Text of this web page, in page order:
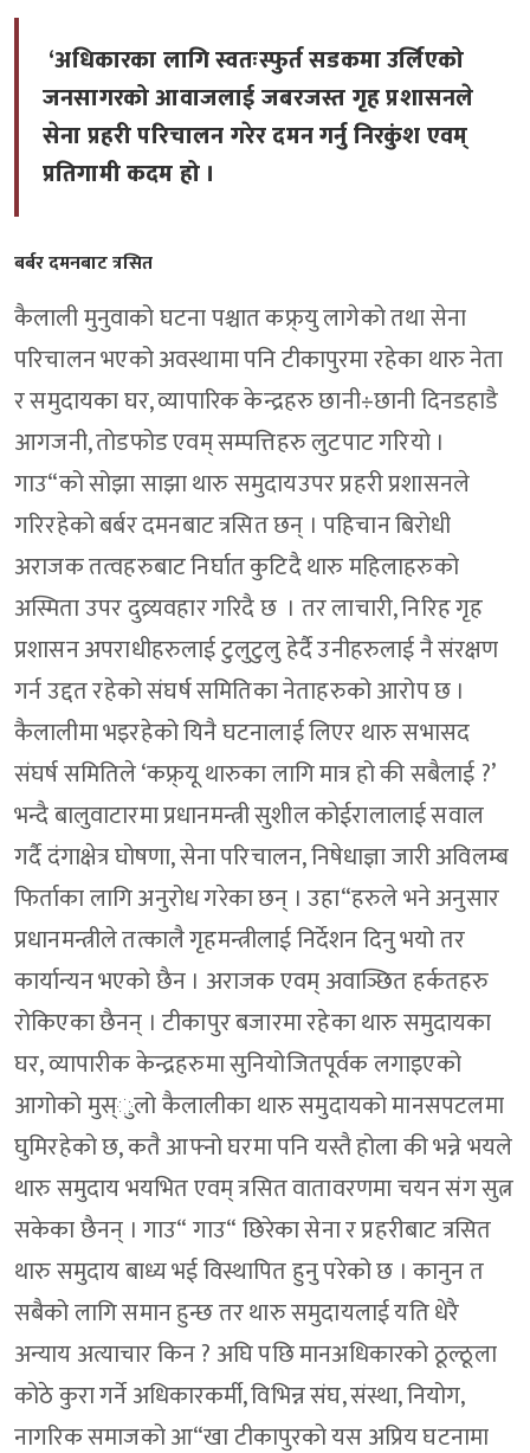
‘अधिकारका लागि स्वतःस्फुर्त सडकमा उर्लिएको
जनसागरको आवाजलाई जबरजस्त गृह प्रशासनले
सेना प्रहरी परिचालन गरेर दमन गर्नु निरकुंश एवम्
प्रतिगामी कदम हो ।
बर्बर दमनबाट त्रसित
कैलाली मुनुवाको घटना पश्चात कफ्र्यु लागेको तथा सेना
परिचालन भएको अवस्थामा पनि टीकापुरमा रहेका थारु नेता
र समुदायका घर, व्यापारिक केन्द्रहरु छानी÷छानी दिनडहाडै
आगजनी, तोडफोड एवम् सम्पत्तिहरु लुटपाट गरियो ।
गाउ“को सोझा साझा थारु समुदायउपर प्रहरी प्रशासनले
गरिरहेको बर्बर दमनबाट त्रसित छन् । पहिचान बिरोधी
अराजक तत्वहरुबाट निर्घात कुटिदै थारु महिलाहरुको
अस्मिता उपर दुव्र्यवहार गरिदै छ । तर लाचारी, निरिह गृह
प्रशासन अपराधीहरुलाई टुलुटुलु हेर्दै उनीहरुलाई नै संरक्षण
गर्न उद्दत रहेको संघर्ष समितिका नेताहरुको आरोप छ ।
कैलालीमा भइरहेको यिनै घटनालाई लिएर थारु सभासद
संघर्ष समितिले ‘कफ्र्यू थारुका लागि मात्र हो की सबैलाई ?’
भन्दै बालुवाटारमा प्रधानमन्त्री सुशील कोईरालालाई सवाल
गर्दै दंगाक्षेत्र घोषणा, सेना परिचालन, निषेधाज्ञा जारी अविलम्ब
फिर्ताका लागि अनुरोध गरेका छन् । उहा“हरुले भने अनुसार
प्रधानमन्त्रीले तत्कालै गृहमन्त्रीलाई निर्देशन दिनु भयो तर
कार्यान्यन भएको छैन । अराजक एवम् अवाञ्छित हर्कतहरु
रोकिएका छैनन् । टीकापुर बजारमा रहेका थारु समुदायका
घर, व्यापारीक केन्द्रहरुमा सुनियोजितपूर्वक लगाइएको
आगोको मुस्ुलो कैलालीका थारु समुदायको मानसपटलमा
घुमिरहेको छ, कतै आफ्नो घरमा पनि यस्तै होला की भन्ने भयले
थारु समुदाय भयभित एवम् त्रसित वातावरणमा चयन संग सुत्न
सकेका छैनन् । गाउ“ गाउ“ छिरेका सेना र प्रहरीबाट त्रसित
थारु समुदाय बाध्य भई विस्थापित हुनु परेको छ । कानुन त
सबैको लागि समान हुन्छ तर थारु समुदायलाई यति धेरै
अन्याय अत्याचार किन ? अघि पछि मानअधिकारको ठूल्ठूला
कोठे कुरा गर्ने अधिकारकर्मी, विभिन्न संघ, संस्था, नियोग,
नागरिक समाजको आ“खा टीकापुरको यस अप्रिय घटनामा